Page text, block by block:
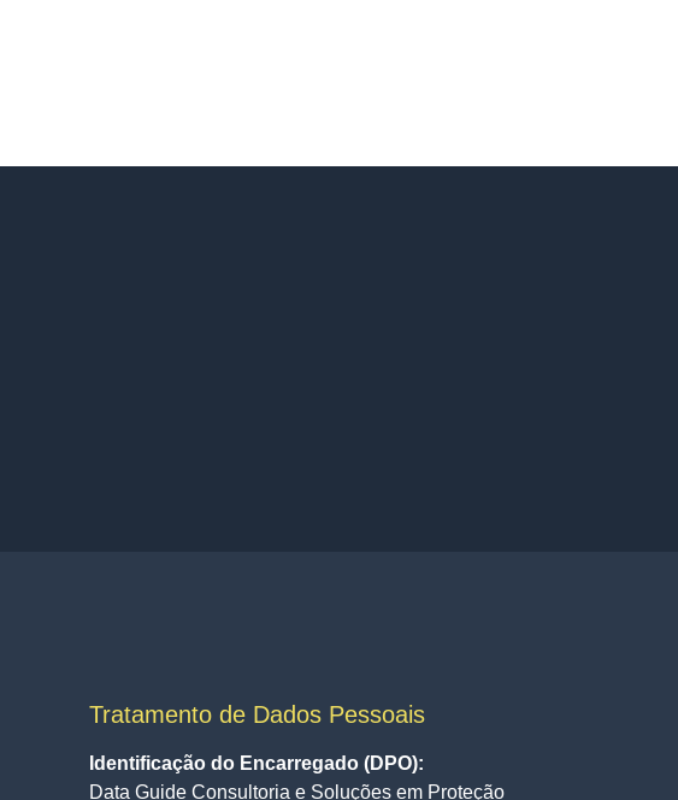
Tratamento de Dados Pessoais
Identificação do Encarregado (DPO):
Data Guide Consultoria e Soluções em Proteção